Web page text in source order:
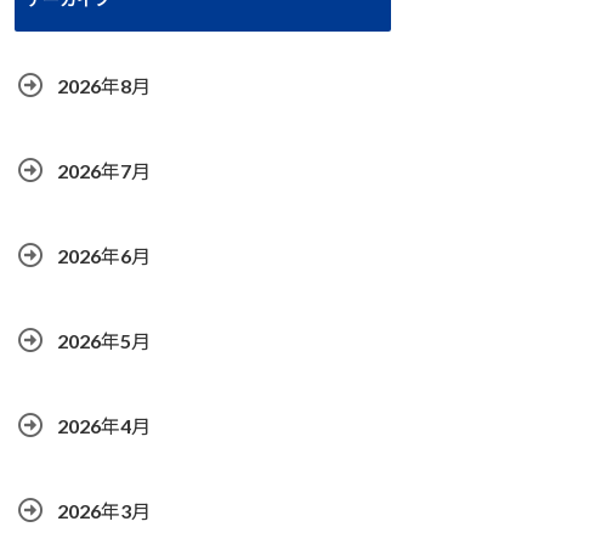
2026年8月
2026年7月
2026年6月
2026年5月
2026年4月
2026年3月